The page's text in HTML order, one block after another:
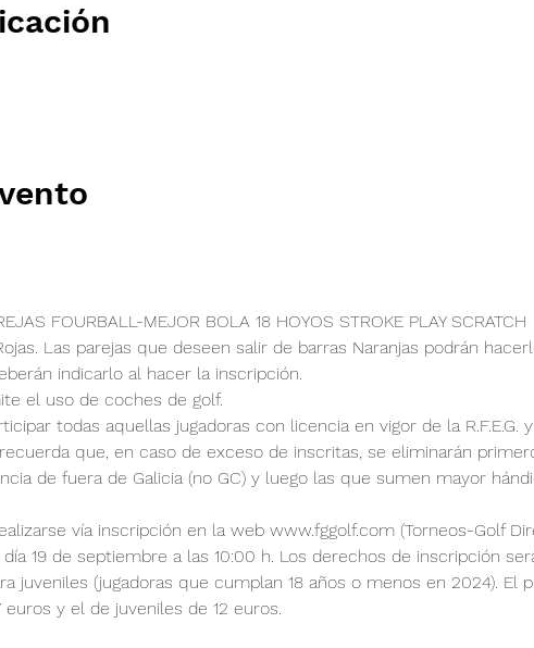
FOURBALL-MEJOR BOLA 18 HOYOS STROKE PLAY SCRATCH
Las parejas que deseen salir de barras Naranjas podrán
indicarlo al hacer la inscripción.
el uso de coches de golf.
todas aquellas jugadoras con licencia en vigor de la R.F.E.G.
que, en caso de exceso de inscritas, se eliminarán
de fuera de Galicia (no GC) y luego las que sumen mayor
vía inscripción en la web www.fggolf.com (Torneos-Golf
19 de septiembre a las 10:00 h. Los derechos de inscripción
juveniles (jugadoras que cumplan 18 años o menos en 2024). El
y el de juveniles de 12 euros.